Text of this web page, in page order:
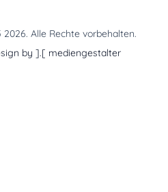
Alle Rechte vorbehalten.
by ].[ mediengestalter